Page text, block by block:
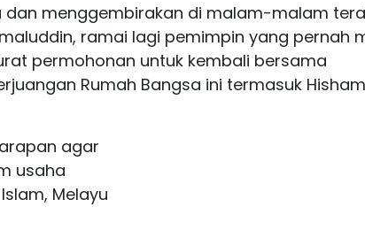
dan menggembirakan di malam-malam
ramai lagi pemimpin yang pernah
permohonan untuk kembali bersama
Rumah Bangsa ini termasuk
agar
usaha
Melayu